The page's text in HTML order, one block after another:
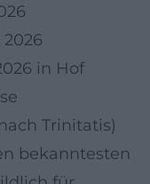
in Hof
Trinitatis)
bekanntesten